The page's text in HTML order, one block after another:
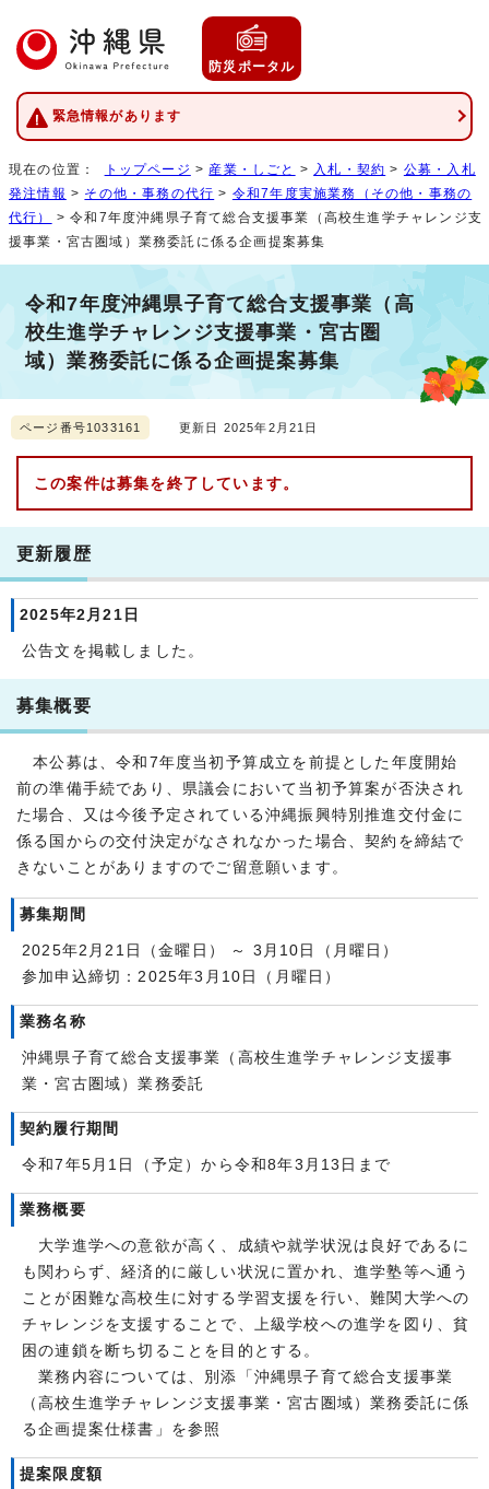
防災ポータル
緊急情報があります
現在の位置： トップページ > 産業・しごと > 入札・契約 > 公募・入札
発注情報 > その他・事務の代行 > 令和7年度実施業務（その他・事務の
代行）
> 令和7年度沖縄県子育て総合支援事業（高校生進学チャレンジ支
援事業・宮古圏域）業務委託に係る企画提案募集
令和7年度沖縄県子育て総合支援事業（高
校生進学チャレンジ支援事業・宮古圏
域）業務委託に係る企画提案募集
ページ番号1033161 更新日 2025年2月21日
この案件は募集を終了しています。
更新履歴
2025年2月21日
公告文を掲載しました。
募集概要
本公募は、令和7年度当初予算成立を前提とした年度開始
前の準備手続であり、県議会において当初予算案が否決され
た場合、又は今後予定されている沖縄振興特別推進交付金に
係る国からの交付決定がなされなかった場合、契約を締結で
きないことがありますのでご留意願います。
募集期間
2025年2月21日（金曜日） ～ 3月10日（月曜日）
参加申込締切：2025年3月10日（月曜日）
業務名称
沖縄県子育て総合支援事業（高校生進学チャレンジ支援事
業・宮古圏域）業務委託
契約履行期間
令和7年5月1日（予定）から令和8年3月13日まで
業務概要
大学進学への意欲が高く、成績や就学状況は良好であるに
も関わらず、経済的に厳しい状況に置かれ、進学塾等へ通う
ことが困難な高校生に対する学習支援を行い、難関大学への
チャレンジを支援することで、上級学校への進学を図り、貧
困の連鎖を断ち切ることを目的とする。
業務内容については、別添「沖縄県子育て総合支援事業
（高校生進学チャレンジ支援事業・宮古圏域）業務委託に係
る企画提案仕様書」を参照
提案限度額